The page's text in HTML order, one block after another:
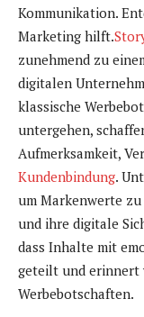
Kommunikation.
Marketing hilft.
zunehmend zu
digitalen
klassische
untergehen,
Aufmerksamkeit,
Kundenbindung.
um Markenwerte
und ihre digitale
dass Inhalte mit
geteilt und erinnert
Werbebotschaften.